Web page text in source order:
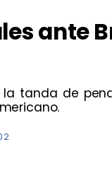
ante
tanda de